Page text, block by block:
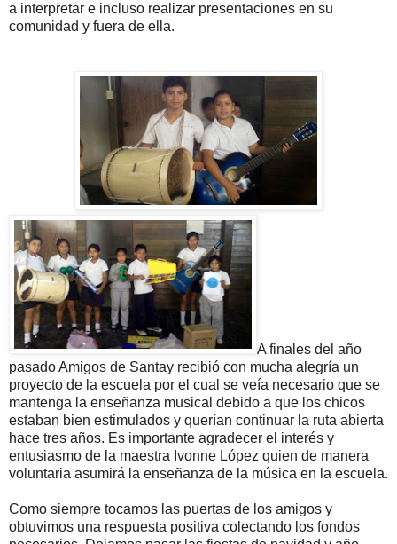
a interpretar e incluso realizar presentaciones en su
comunidad y fuera de ella.
A finales del año
pasado Amigos de Santay recibió con mucha alegría un
proyecto de la escuela por el cual se veía necesario que se
mantenga la enseñanza musical debido a que los chicos
estaban bien estimulados y querían continuar la ruta abierta
hace tres años. Es importante agradecer el interés y
entusiasmo de la maestra Ivonne López quien de manera
voluntaria asumirá la enseñanza de la música en la escuela.
Como siempre tocamos las puertas de los amigos y
obtuvimos una respuesta positiva colectando los fondos